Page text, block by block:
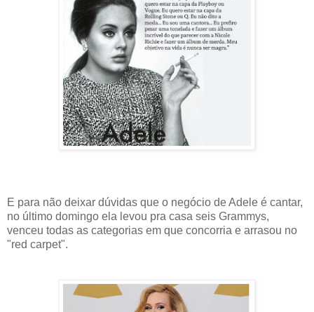
E para não deixar dúvidas que o negócio de Adele é cantar,
no último domingo ela levou pra casa seis Grammys,
venceu todas as categorias em que concorria e arrasou no
"red carpet".